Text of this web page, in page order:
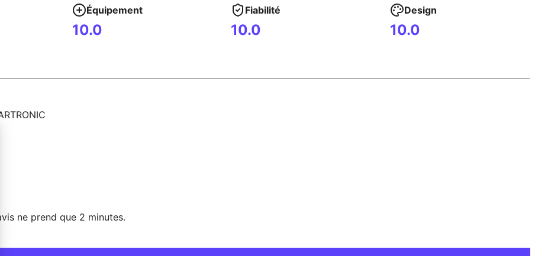
Équipement
10.0
Fiabilité
10.0
Design
10.0
ne prend que 2 minutes.